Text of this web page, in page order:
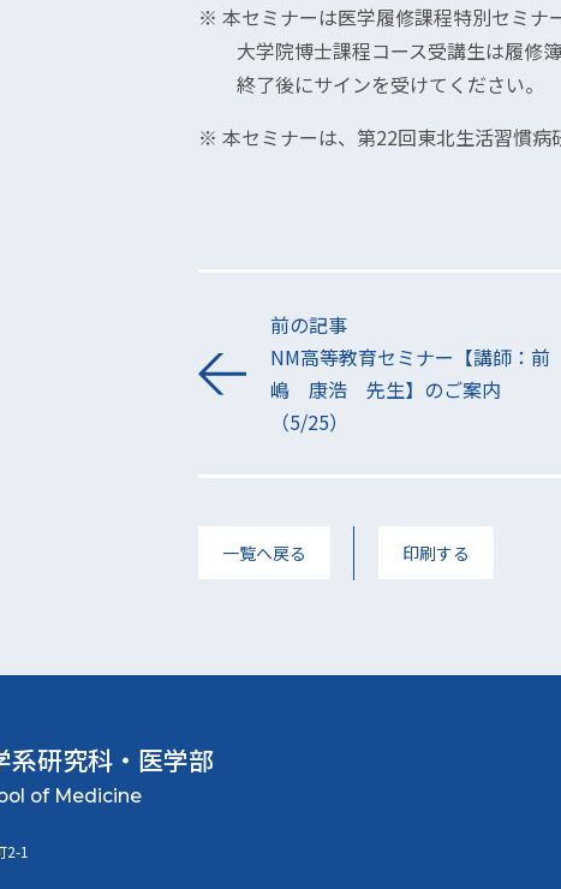
※ 本セミナーは医学履修課程特別セミナ
大学院博士課程コース受講生は履修簿
終了後にサインを受けてください。
※ 本セミナーは、第22回東北生活習慣病
前の記事
NM高等教育セミナー【講師：前
嶋 康浩 先生】のご案内
（5/25）
一覧へ戻る 印刷する
系研究科・医学部
2-1